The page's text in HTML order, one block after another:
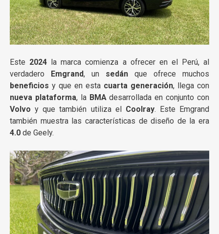
Este 2024 la marca comienza a ofrecer en el Perú, al
verdadero
Emgrand, un sedán que ofrece muchos
beneficios y que en esta cuarta generación, llega con
nueva plataforma, la BMAdesarrollada en conjunto con
Volvo y que también utiliza el Coolray. Este Emgrand
también muestra las características de diseño de la era
4.0 de Geely.